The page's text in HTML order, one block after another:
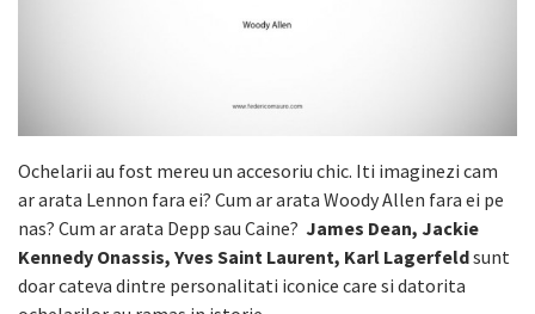
Ochelarii au fost mereu un accesoriu chic. Iti imaginezi cam
ar arata Lennon fara ei? Cum ar arata Woody Allen fara ei pe
nas? Cum ar arata Depp sau Caine? James Dean, Jackie
Kennedy Onassis, Yves Saint Laurent, Karl Lagerfeldsunt
doar cateva dintre personalitati iconice care si datorita